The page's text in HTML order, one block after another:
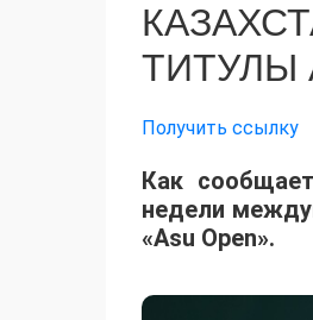
ТИТУЛЫ
Получить ссылку
Как
недели
«Asu Open».